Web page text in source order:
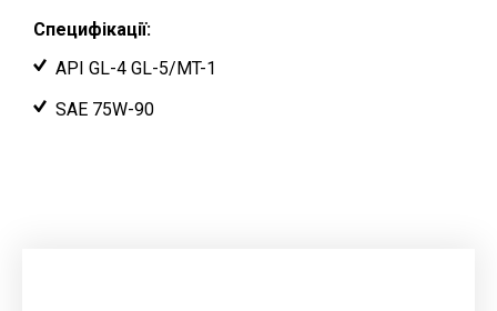
Специфікації:
API GL-4 GL-5/MT-1
SAE 75W-90